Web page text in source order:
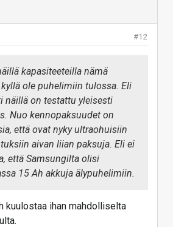
#12
kapasiteeteilla nämä
ole puhelimiin tulossa. Eli
näillä on testattu yleisesti
Nuo kennopaksuudet on
että ovat nyky ultraohuisiin
aivan liian paksuja. Eli ei
että Samsungilta olisi
15 Ah akkuja älypuhelimiin.
kuulostaa ihan mahdolliselta